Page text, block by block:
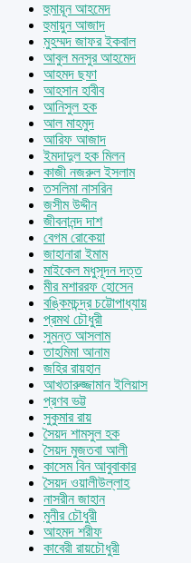
হুমায়ূন আহমেদ
হুমায়ুন আজাদ
মুহম্মদ জাফর ইকবাল
আবুল মনসুর আহমেদ
আহমদ ছফা
আহসান হাবীব
আনিসুল হক
আল মাহমুদ
আরিফ আজাদ
ইমদাদুল হক মিলন
কাজী নজরুল ইসলাম
তসলিমা নাসরিন
জসীম উদ্দীন
জীবনানন্দ দাশ
বেগম রোকেয়া
জাহানারা ইমাম
মাইকেল মধুসূদন দত্ত
মীর মশাররফ হোসেন
বঙ্কিমচন্দ্র চট্টোপাধ্যায়
প্রমথ চৌধুরী
সুমন্ত আসলাম
তাহমিমা আনাম
জহির রায়হান
আখতারুজ্জামান ইলিয়াস
প্রণব ভট্ট
সুকুমার রায়
সৈয়দ শামসুল হক
সৈয়দ মুজতবা আলী
কাসেম বিন আবুবাকার
সৈয়দ ওয়ালীউল্লাহ
নাসরীন জাহান
মুনীর চৌধুরী
আহমদ শরীফ
কাবেরী রায়চৌধুরী